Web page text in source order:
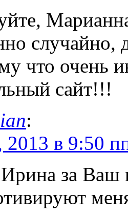
случайно,
что очень
сайт!!!
:
2013 в 9:50
за Ваш